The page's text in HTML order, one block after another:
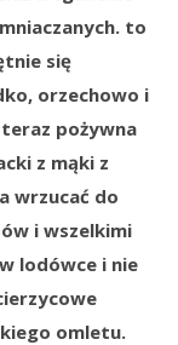
to
się
orzechowo i
pożywna
z mąki z
wrzucać do
i wszelkimi
lodówce i nie
omletu.